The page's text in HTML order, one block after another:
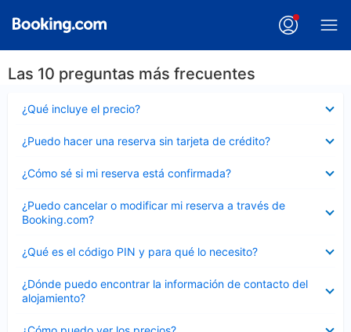
Las 10 preguntas más frecuentes
¿Qué incluye el precio?
cerrado
¿Puedo hacer una reserva sin tarjeta de crédito?
cerrado
¿Cómo sé si mi reserva está confirmada?
cerrado
¿Puedo cancelar o modificar mi reserva a través de
Booking.com?
cerrado
¿Qué es el código PIN y para qué lo necesito?
cerrado
¿Dónde puedo encontrar la información de contacto del
alojamiento?
cerrado